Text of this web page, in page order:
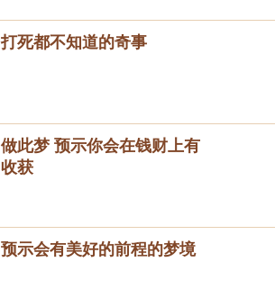
打死都不知道的奇事
做此梦 预示你会在钱财上有
收获
预示会有美好的前程的梦境